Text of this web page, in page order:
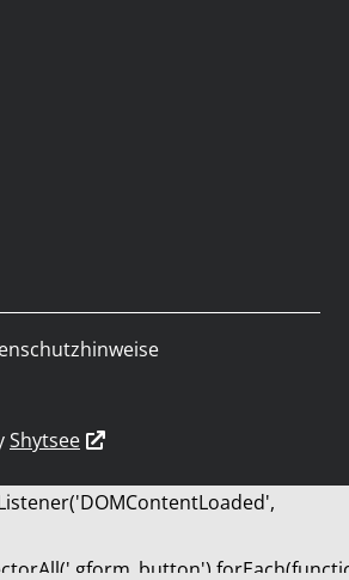
Shytsee